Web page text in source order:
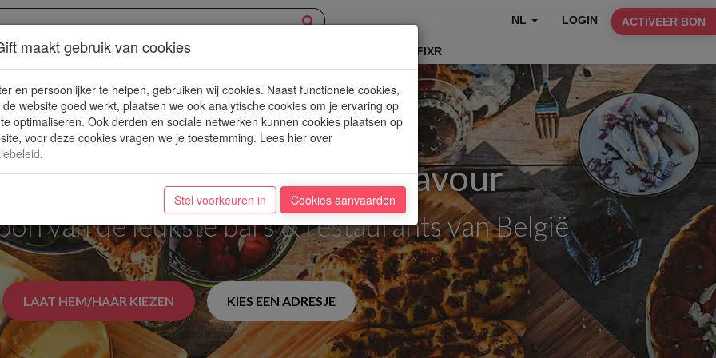
NL LOGIN ACTIVEER BON
AANBOD NIEUWE PLEKJES TABLEFIXR
Ticket to a World of Flavour
van de leukste bars & restaurants van België
LAAT HEM/HAAR KIEZEN KIES EEN ADRESJE
maakt gebruik van cookies
en persoonlijker te helpen, gebruiken wij cookies. Naast functionele cookies,
website goed werkt, plaatsen we ook analytische cookies om je ervaring op
optimaliseren. Ook derden en sociale netwerken kunnen cookies plaatsen op
voor deze cookies vragen we je toestemming. Lees hier over
.
Stel voorkeuren in Cookies aanvaarden